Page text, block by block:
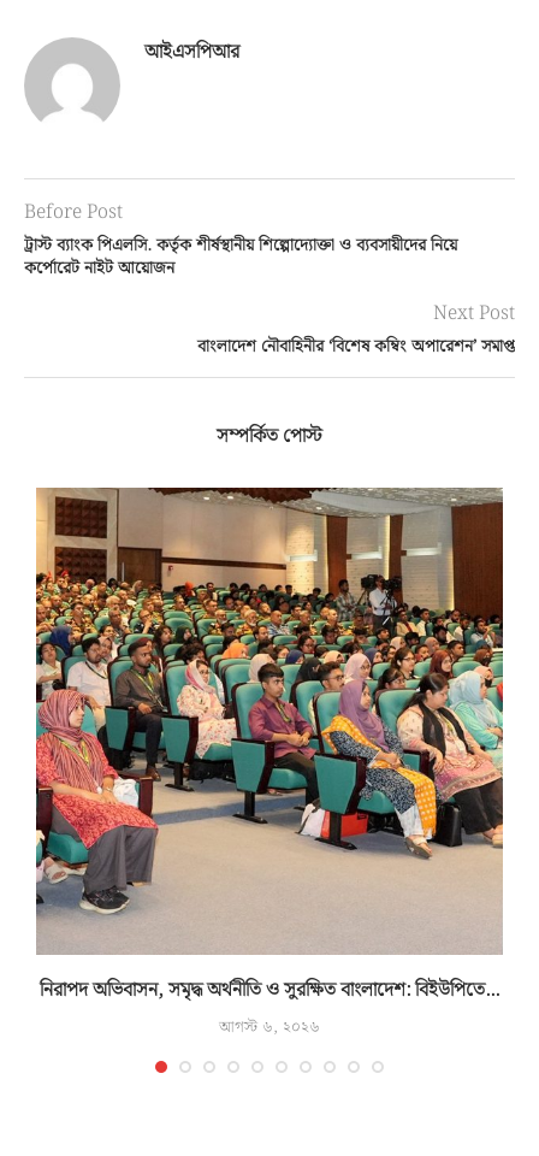
আইএসপিআর
Before Post
ট্রাস্ট ব্যাংক পিএলসি. কর্তৃক শীর্ষস্থানীয় শিল্পোদ্যোক্তা ও ব্যবসায়ীদের নিয়ে
কর্পোরেট নাইট আয়োজন
Next Post
বাংলাদেশ নৌবাহিনীর ‘বিশেষ কম্বিং অপারেশন’ সমাপ্ত
সম্পর্কিত পোস্ট
নিরাপদ অভিবাসন, সমৃদ্ধ অর্থনীতি ও সুরক্ষিত বাংলাদেশ: বিইউপিতে...
আগস্ট ৬, ২০২৬